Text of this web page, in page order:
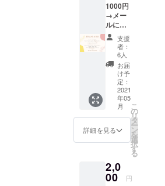
1000円
→メー
ルにて
オリジ
ナル
Thank
youメッ
セージ
を送り
ます。
支援
者：
6人
お届
け予
定：
2021
年05
月
詳細を見る
こ
の
リ
タ
ー
ン
を
選
択
す
る
2,0
00 円